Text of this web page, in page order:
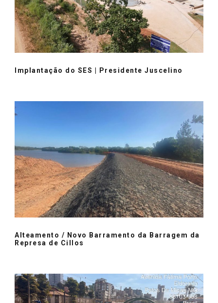
Implantação do SES | Presidente Juscelino
Alteamento / Novo Barramento da Barragem da
Represa de Cillos